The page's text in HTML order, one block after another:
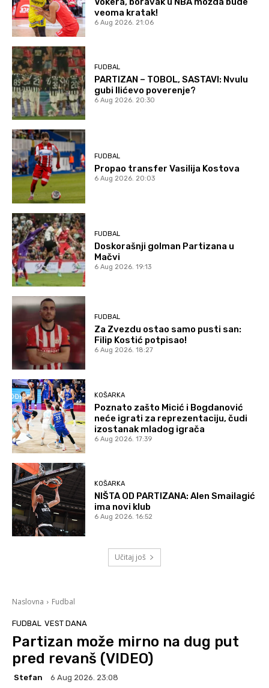
veoma kratak!
6 Aug 2026. 21:06
FUDBAL
PARTIZAN – TOBOL, SASTAVI: Nvulu
gubi Ilićevo poverenje?
6 Aug 2026. 20:30
FUDBAL
Propao transfer Vasilija Kostova
6 Aug 2026. 20:03
FUDBAL
Doskorašnji golman Partizana u
Mačvi
6 Aug 2026. 19:13
FUDBAL
Za Zvezdu ostao samo pusti san:
Filip Kostić potpisao!
6 Aug 2026. 18:27
KOŠARKA
Poznato zašto Micić i Bogdanović
neće igrati za reprezentaciju, čudi
izostanak mladog igrača
6 Aug 2026. 17:39
KOŠARKA
NIŠTA OD PARTIZANA: Alen Smailagić
ima novi klub
6 Aug 2026. 16:52
Učitaj još